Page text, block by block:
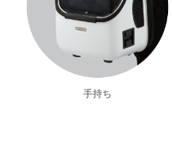
手持ち